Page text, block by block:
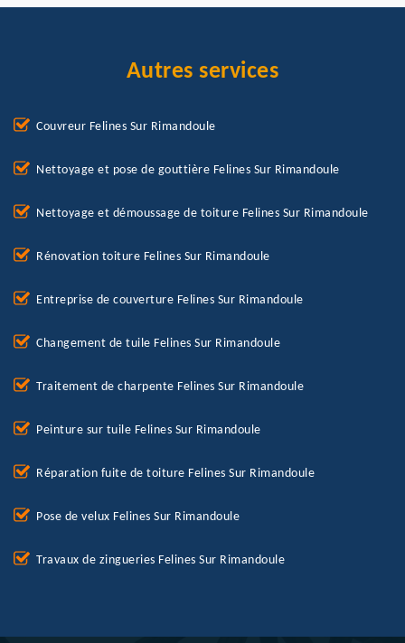
Autres services
Couvreur Felines Sur Rimandoule
Nettoyage et pose de gouttière Felines Sur Rimandoule
Nettoyage et démoussage de toiture Felines Sur Rimandoule
Rénovation toiture Felines Sur Rimandoule
Entreprise de couverture Felines Sur Rimandoule
Changement de tuile Felines Sur Rimandoule
Traitement de charpente Felines Sur Rimandoule
Peinture sur tuile Felines Sur Rimandoule
Réparation fuite de toiture Felines Sur Rimandoule
Pose de velux Felines Sur Rimandoule
Travaux de zingueries Felines Sur Rimandoule